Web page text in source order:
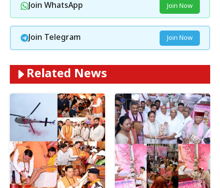
Join WhatsApp Join Now
Join Telegram Join Now
Related News